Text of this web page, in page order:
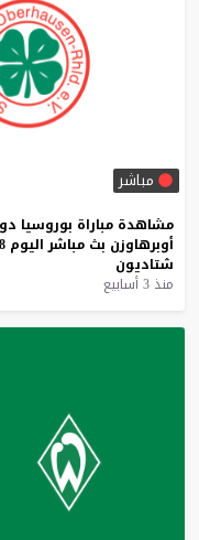
مباشر
مشاهدة مباراة بوروسيا
أوبرهاوزن بث مباشر اليوم
شتاديون
منذ 3 أسابيع